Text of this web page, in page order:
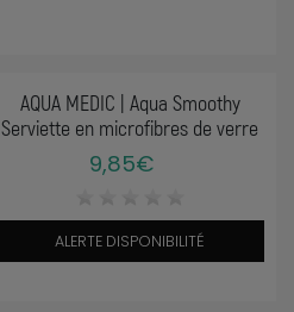
AQUA MEDIC | Aqua Smoothy
Serviette en microfibres de verre
9,85€
ALERTE DISPONIBILITÉ